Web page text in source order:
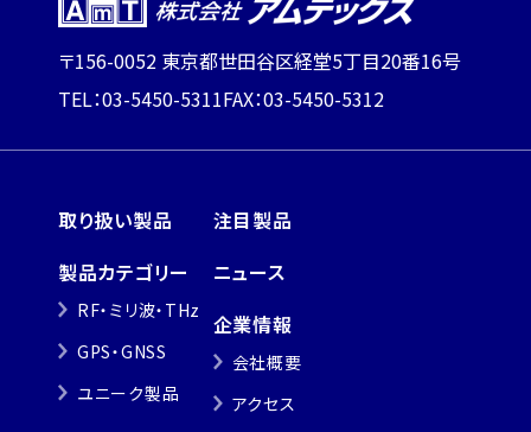
〒156-0052 東京都世田谷区経堂5丁目20番16号
TEL：03-5450-5311FAX：03-5450-5312
取り扱い製品
製品カテゴリー
RF・ミリ波・THz
GPS・GNSS
ユニーク製品
注目製品
ニュース
企業情報
会社概要
アクセス